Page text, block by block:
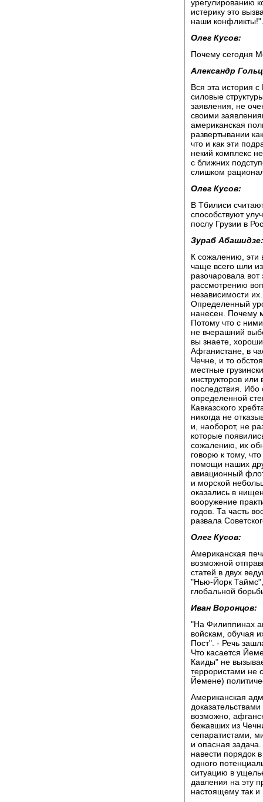
урегулированию
истерику это
наши конфликты!".
Олег Кусов:
Почему сегодня
Александр
Вся эта история
силовые
заявления, не
своими
американская
развертывании
что и как эти
некий комплекс
с ближних
слишком
Олег Кусов:
В Тбилиси
способствуют
послу Грузии в
Зураб Абашидзе:
К сожалению, эти
чаще всего шли
разочаровала
рассмотрению
независимости
Определенный
нанесен. Почему
Потому что с
не вчерашний
вы знаете,
Афганистане, в
Чечне, и то
местные
инструкторов
последствия. Ибо
определенной
Кавказского
никогда не
и, наоборот, не
которые
сожалению, их
говорю к тому,
помощи наших
авиационный
и морской
оказались в
вооружение
годов. Та часть
развала
Олег Кусов:
Американская
возможной
статей в двух
"Нью-Йорк
глобальной
Иван Воронцов:
"На Филиппинах
войскам, обучая
Пост". - Речь
Что касается
Каиды" не
террористами не
Йемене)
Американская
возможно,
бежавших из
сепаратистами,
и опасная
навести порядок
одного
ситуацию в
давления на эту
настоящему так и